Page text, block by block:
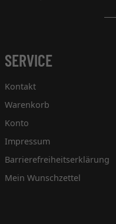
SERVICE
Kontakt
Warenkorb
Konto
Impressum
Barrierefreiheitserklärung
Mein Wunschzettel